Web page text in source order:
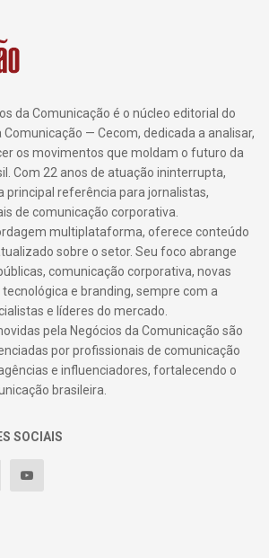
da Comunicação é o núcleo editorial do
Comunicação — Cecom, dedicada a analisar,
os movimentos que moldam o futuro da
Com 22 anos de atuação ininterrupta,
principal referência para jornalistas,
de comunicação corporativa.
multiplataforma, oferece conteúdo
sobre o setor. Seu foco abrange
comunicação corporativa, novas
e branding, sempre com a
e líderes do mercado.
pela Negócios da Comunicação são
por profissionais de comunicação
e influenciadores, fortalecendo o
brasileira.
SOCIAIS